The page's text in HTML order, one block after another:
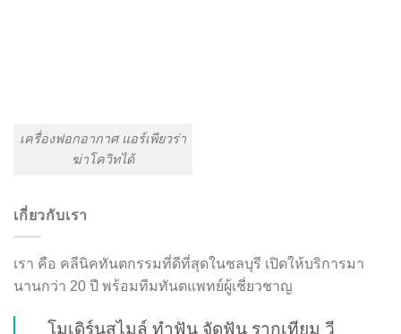
เครื่องฟอกอากาศ แอร์เพียวร่า
ฆ่าโควิทได้
เกี่ยวกับเรา
เรา คือ คลีนิคทันตกรรมที่ดีที่สุดในชลบุรี เปิดให้บริการมา
นานกว่า 20 ปี พร้อมทีมทันตแพทย์ผู้เชี่ยวชาญ
โมเดิร์นสไมล์ ทำฟัน จัดฟัน รากเทียม วี